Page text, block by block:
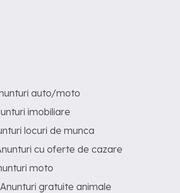
auto/moto
imobiliare
locuri de munca
cu oferte de cazare
moto
gratuite animale